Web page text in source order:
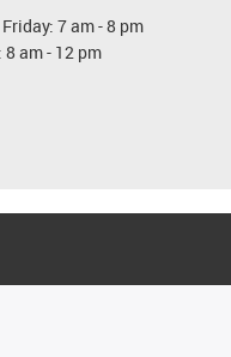
7 am - 8 pm
am - 12 pm